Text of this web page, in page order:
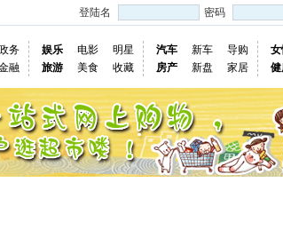
登陆名 密码
务
融
娱乐 电影
明星
旅游
美食 收藏
汽车 新车
导购
房产
新盘 家居